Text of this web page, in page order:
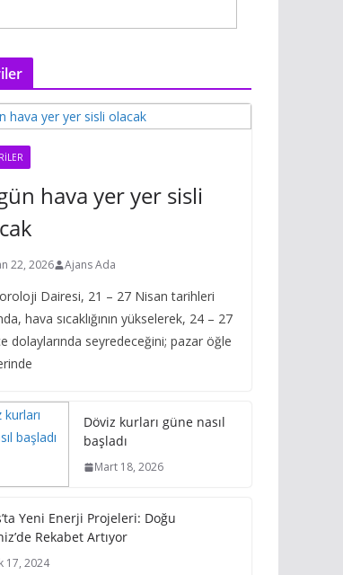
hava yer yer sisli
22, 2026 Ajans Ada
Dairesi, 21 – 27 Nisan tarihleri
hava sıcaklığının yükselerek, 24 – 27
dolaylarında seyredeceğini; pazar öğle
Döviz kurları güne nasıl
başladı
Mart 18, 2026
Yeni Enerji Projeleri: Doğu
Rekabet Artıyor
17, 2024